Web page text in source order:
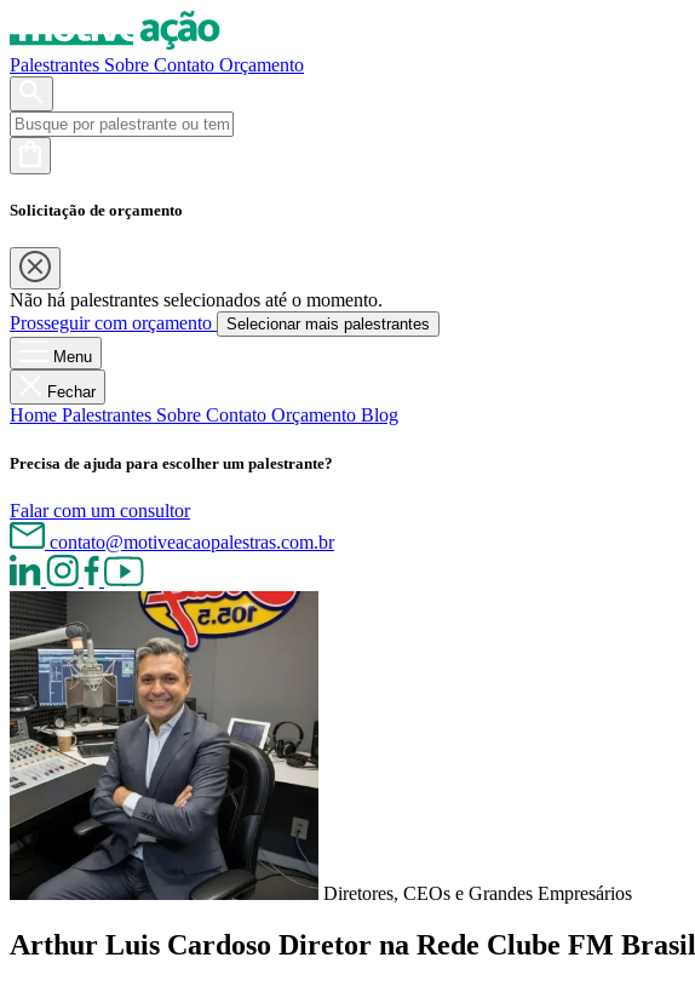
Palestrantes Sobre Contato Orçamento
Solicitação de orçamento
Não há palestrantes selecionados até o momento.
Prosseguir com orçamento
Selecionar mais palestrantes
Menu
Fechar
Home Palestrantes Sobre Contato Orçamento Blog
Precisa de ajuda para escolher um palestrante?
Falar com um consultor
contato@motiveacaopalestras.com.br
Diretores, CEOs e Grandes Empresários
Arthur Luis Cardoso Diretor na Rede Clube FM Brasil